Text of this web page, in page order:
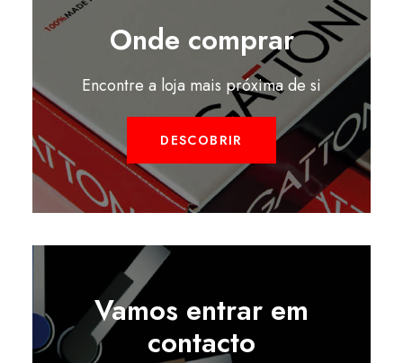
Onde comprar
Encontre a loja mais próxima de si
DESCOBRIR
Vamos entrar em
contacto